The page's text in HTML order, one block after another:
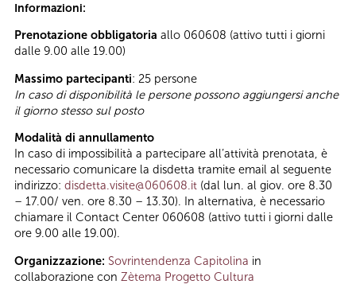
Informazioni:
Prenotazione obbligatoria allo 060608 (attivo tutti i giorni
dalle 9.00 alle 19.00)
Massimo partecipanti: 25 persone
In caso di disponibilità le persone possono aggiungersi anche
il giorno stesso sul posto
Modalità di annullamento
In caso di impossibilità a partecipare all’attività prenotata, è
necessario comunicare la disdetta tramite email al seguente
indirizzo: disdetta.visite@060608.it (dal lun. al giov. ore 8.30
– 17.00/ ven. ore 8.30 – 13.30). In alternativa, è necessario
chiamare il Contact Center 060608 (attivo tutti i giorni dalle
ore 9.00 alle 19.00).
Organizzazione: Sovrintendenza Capitolina in
collaborazione con Zètema Progetto Cultura